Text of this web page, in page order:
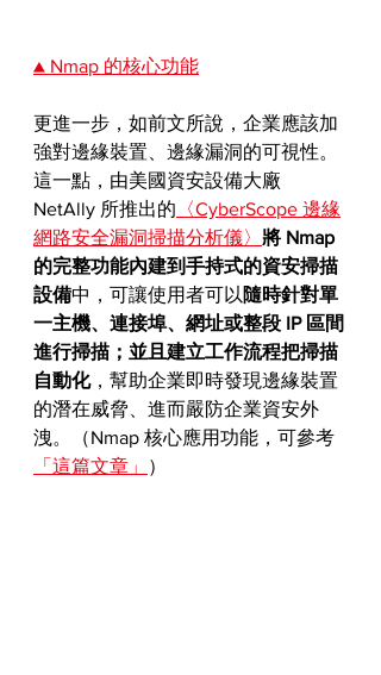
▲ Nmap 的核心功能
更進一步，如前文所說，企業應該加
強對邊緣裝置、邊緣漏洞的可視性。
這一點，由美國資安設備大廠
NetAlly 所推出的 〈CyberScope 邊緣
網路安全漏洞掃描分析儀〉 將 Nmap
的完整功能內建到手持式的資安掃描
設備中，可讓使用者可以 隨時針對單
一主機、連接埠、網址或整段 IP 區間
進行掃描；並且建立工作流程把掃描
自動化，幫助企業即時發現邊緣裝置
的潛在威脅、進而嚴防企業資安外
洩。（Nmap 核心應用功能，可參考
「這篇文章」
）